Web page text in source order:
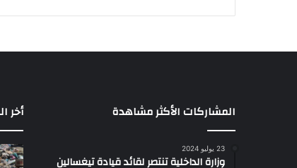
المشاركات الأكثر مشاهدة
23 يوليو 2024
وزارة الداخلية تنتصر لقائد قيادة تيغسالين
أخر